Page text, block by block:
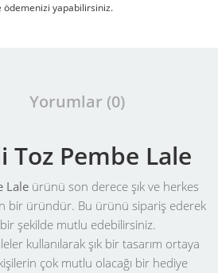
ödemenizi yapabilirsiniz.
Yorumlar (0)
Toz Pembe Lale
Lale ürünü son derece şık ve herkes
bir üründür. Bu ürünü sipariş ederek
şekilde mutlu edebilirsiniz.
kullanılarak şık bir tasarım ortaya
kişilerin çok mutlu olacağı bir hediye